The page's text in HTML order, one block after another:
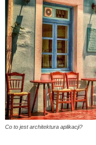
Co to jest architektura aplikacji?